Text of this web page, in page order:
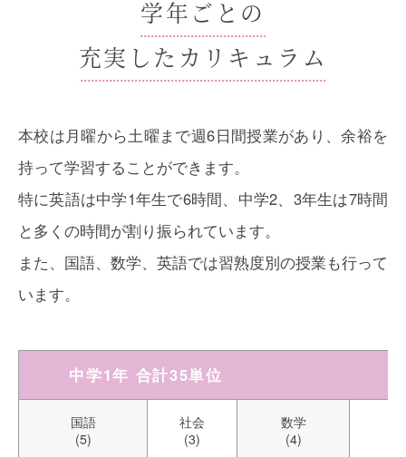
学年ごとの
充実したカリキュラム
本校は月曜から土曜まで週6日間授業があり、余裕を
持って学習することができます。
特に英語は中学1年生で6時間、中学2、3年生は7時間
と多くの時間が割り振られています。
また、国語、数学、英語では習熟度別の授業も行って
います。
中学1年 合計35単位
国語
(5)
社会
(3)
数学
(4)